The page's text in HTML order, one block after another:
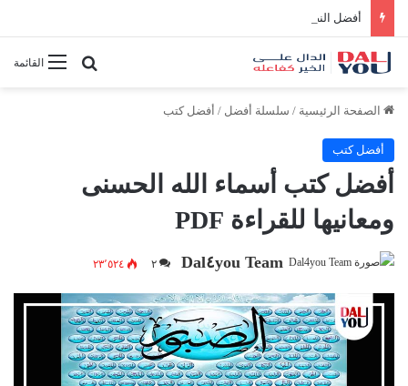
أفضل النصائح لإدارة الوقت بفعالية
القائمةبحث عن
الصفحة الرئيسية / سلسلة أفضل / أفضل كتب
أفضل كتب
أفضل كتب أسماء الله الحسنى
ومعانيها للقراءة PDF
Dal٤you Team ٢ ٢٣٬٥٢٤